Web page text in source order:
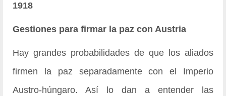
1918
Gestiones para firmar la paz con Austria
Hay grandes probabilidades de que los aliados
firmen la paz separadamente con el Imperio
Austro-húngaro. Así lo dan a entender las